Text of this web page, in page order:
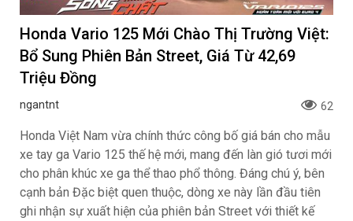
Honda Vario 125 Mới Chào Thị Trường Việt:
Bổ Sung Phiên Bản Street, Giá Từ 42,69
Triệu Đồng
ngantnt 62
Honda Việt Nam vừa chính thức công bố giá bán cho mẫu
xe tay ga Vario 125 thế hệ mới, mang đến làn gió tươi mới
cho phân khúc xe ga thể thao phổ thông. Đáng chú ý, bên
cạnh bản Đặc biệt quen thuộc, dòng xe này lần đầu tiên
ghi nhận sự xuất hiện của phiên bản Street với thiết kế